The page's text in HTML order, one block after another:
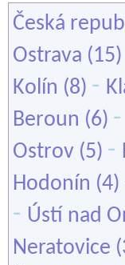
Česká
Ostrava (15)
Kolín (8) -
Beroun (6) -
Ostrov (5) -
Hodonín (4)
- Ústí nad
Neratovice